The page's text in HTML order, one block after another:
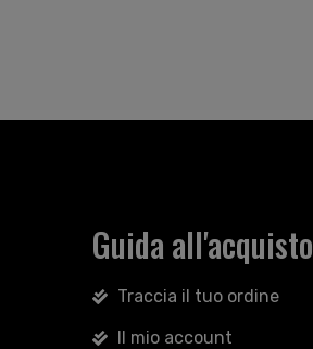
Guida all'acquisto
Traccia il tuo ordine
Il mio account